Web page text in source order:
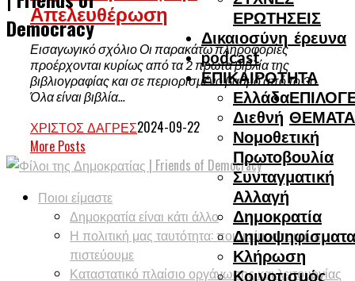
Democracy
ΕΡΩΤΗΣΕΙΣ
Δικαιοσύνη_έρευνα
podcast
ΕΠΙΚΑΙΡΟΤΗΤΑ
Ελλάδα
Διεθνή ΘΕΜΑΤΑ
Νομοθετική
Πρωτοβουλία
Συνταγματική
Αλλαγή
Δημοκρατία
Δημοψηφίσματα
Κλήρωση
Κοινοτισμός
Απελευθέρωση
Εισαγωγικό σχόλιο Οι παρακάτω πληροφορίες
προέρχονται κυρίως από τα 2 πρώτα βιβλία της
βιβλιογραφίας και σε περιορισμένο βαθμό από το 3ο.
Όλα είναι βιβλία...
ΧΡΊΣΤΟΣ ΔΑΓΡΈΣ2024-09-22
More Posts
Ποιοι είμαστε
Δημοκρατία είναι κάτι άλλο
Η πολιτική μας ταυτότητα: ποιοι είμαστε και τι
πιστεύουμε
Καταστατικό πλαίσιο οργάνωσης και λειτουργίας